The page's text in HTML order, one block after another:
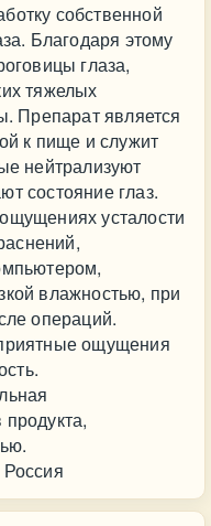
собственной
Благодаря этому
глаза,
тяжелых
Препарат является
к пище и служит
нейтрализуют
состояние глаз.
усталости
влажностью, при
операций.
ощущения